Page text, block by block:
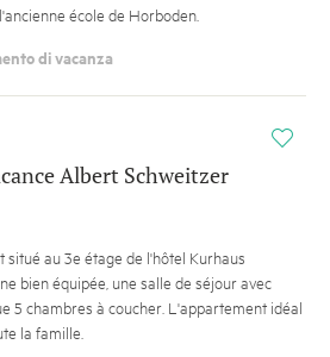
école de Horboden.
di vacanza
i
Albert Schweitzer
au 3e étage de l'hôtel Kurhaus
bien équipée, une salle de séjour avec
5 chambres à coucher. L'appartement idéal
la famille.